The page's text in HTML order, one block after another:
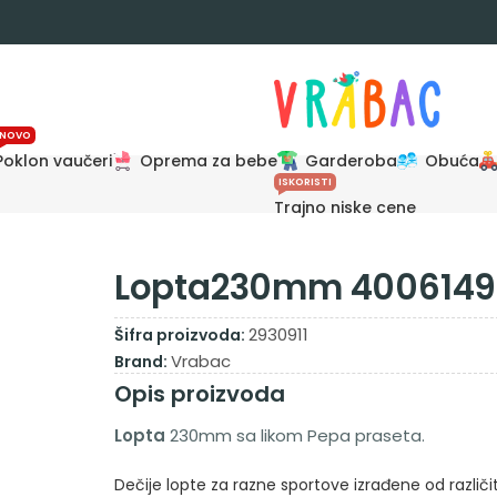
vaučeri
NOVO
Oprema za bebe Garderoba Obuća
Trajno niske cene
ISKORISTI
Lopta230mm
Šifra proizvoda: 2930911
Brand: Vrabac
Opis proizvoda
Lopta 230mm sa likom Pepa praseta.
Dečije lopte za razne sportove izrađene od